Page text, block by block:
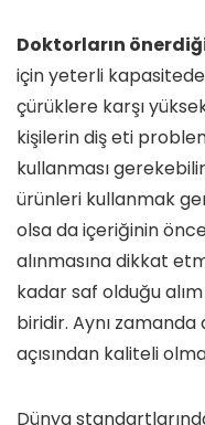
Doktorların
için yeterli
çürüklere karşı
kişilerin diş eti
kullanması
ürünleri kullanmak
olsa da içeriğinin
alınmasına dikkat
kadar saf olduğu
biridir. Aynı zamanda
açısından kaliteli
Dünya